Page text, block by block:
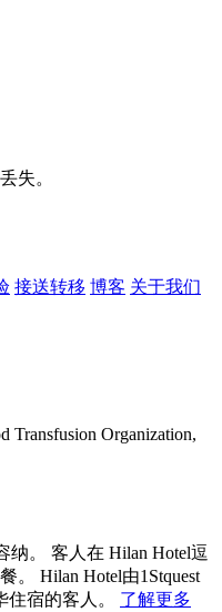
失。
接送转移 博客 关于我们
Transfusion Organization,
纳。 客人在 Hilan Hotel逗
。 Hilan Hotel由1Stquest
住宿的客人。 了解更多